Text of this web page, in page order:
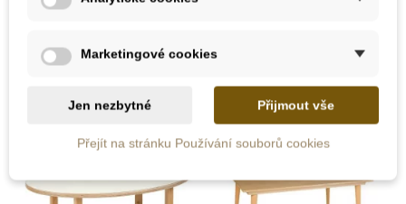
kategorii:Marketingové cookies
Jen nezbytné Přijmout vše
Přejít na stránku Používání souborů cookies